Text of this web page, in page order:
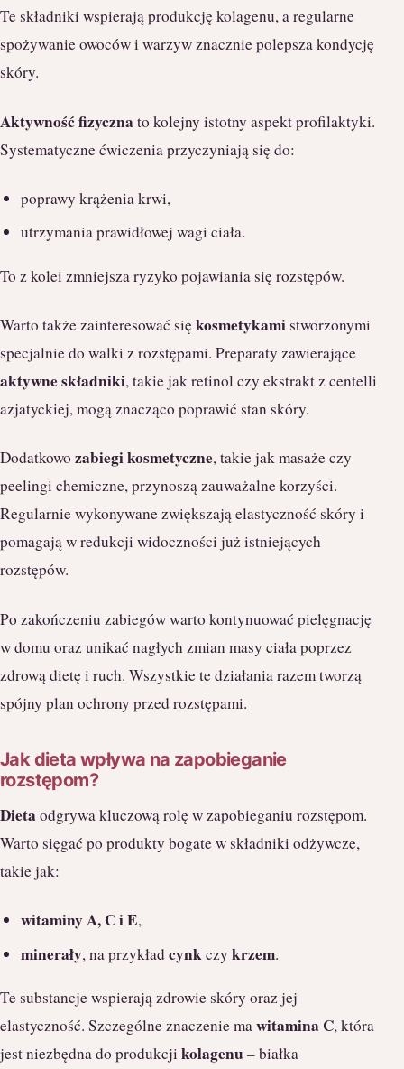
Te składniki wspierają produkcję kolagenu, a regularne
spożywanie owoców i warzyw znacznie polepsza kondycję
skóry.
Aktywność fizyczna to kolejny istotny aspekt profilaktyki.
Systematyczne ćwiczenia przyczyniają się do:
poprawy krążenia krwi,
utrzymania prawidłowej wagi ciała.
To z kolei zmniejsza ryzyko pojawiania się rozstępów.
Warto także zainteresować się kosmetykami stworzonymi
specjalnie do walki z rozstępami. Preparaty zawierające
aktywne składniki, takie jak retinol czy ekstrakt z centelli
azjatyckiej, mogą znacząco poprawić stan skóry.
Dodatkowo zabiegi kosmetyczne, takie jak masaże czy
peelingi chemiczne, przynoszą zauważalne korzyści.
Regularnie wykonywane zwiększają elastyczność skóry i
pomagają w redukcji widoczności już istniejących
rozstępów.
Po zakończeniu zabiegów warto kontynuować pielęgnację
w domu oraz unikać nagłych zmian masy ciała poprzez
zdrową dietę i ruch. Wszystkie te działania razem tworzą
spójny plan ochrony przed rozstępami.
Jak dieta wpływa na zapobieganie
rozstępom?
Dieta odgrywa kluczową rolę w zapobieganiu rozstępom.
Warto sięgać po produkty bogate w składniki odżywcze,
takie jak:
witaminy A, C i E,
minerały, na przykładcynkczykrzem.
Te substancje wspierają zdrowie skóry oraz jej
elastyczność. Szczególne znaczenie mawitamina C, która
jest niezbędna do produkcji kolagenu– białka